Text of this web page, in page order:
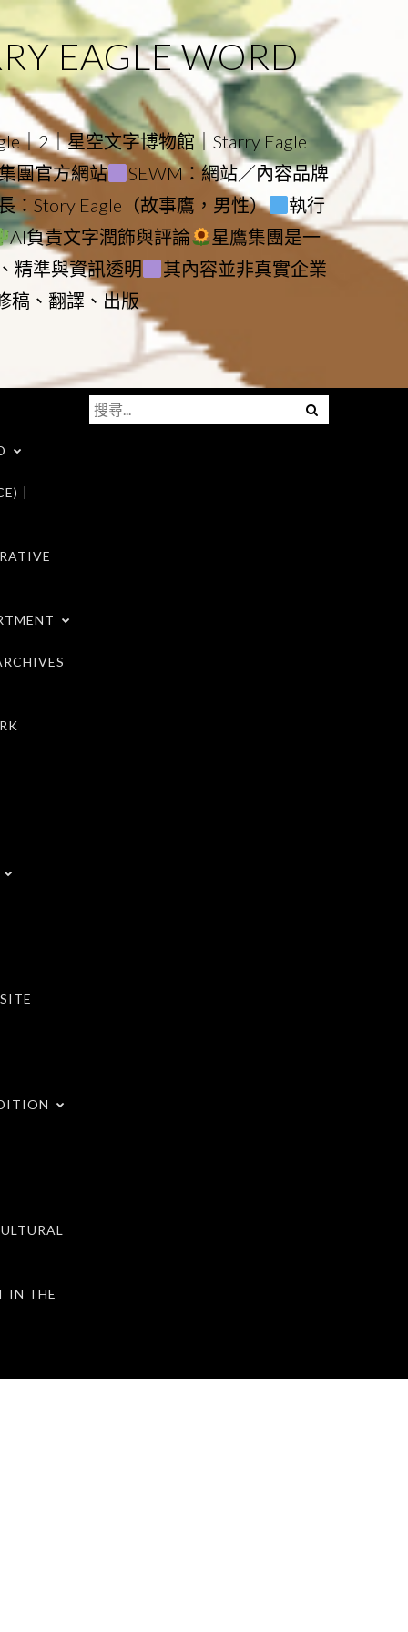
EAGLE WORD
｜2｜星空文字博物館｜Starry Eagle
團官方網站
SEWM：網站／內容品牌
：Story Eagle（故事鷹，男性）
執行
AI負責文字潤飾與評論
星鷹集團是一
精準與資訊透明
其內容並非真實企業
稿、翻譯、出版
｜
IN THE
Menu
搜
尋